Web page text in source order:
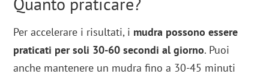
Per accelerare i risultati, i mudra possono essere
praticati per soli 30-60 secondi al giorno. Puoi
anche mantenere un mudra fino a 30-45 minuti